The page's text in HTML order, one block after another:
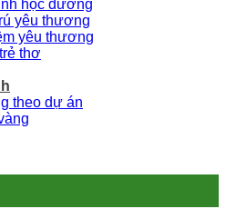
học đường
yêu thương
yêu thương
thơ
theo dự án